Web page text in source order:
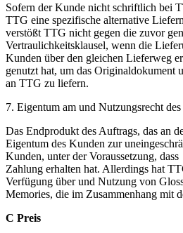
Sofern der Kunde nicht schriftlich bei
TTG eine spezifische alternative
verstößt TTG nicht gegen die zuvor
Vertraulichkeitsklausel, wenn die
Kunden über den gleichen Lieferweg
genutzt hat, um das Originaldokument
an TTG zu liefern.
7. Eigentum am und Nutzungsrecht
Das Endprodukt des Auftrags, das an
Eigentum des Kunden zur
Kunden, unter der Voraussetzung,
Zahlung erhalten hat. Allerdings hat
Verfügung über und Nutzung von
Memories, die im Zusammenhang mit
C Preis